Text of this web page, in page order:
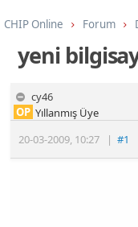
CHIP Online Forum
yeni
cy46
20-03-2009, 10:27 |#1
OP Yıllanmış Üye